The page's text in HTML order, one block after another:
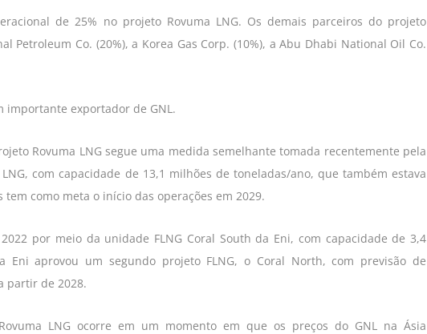
de 25% no projeto Rovuma LNG. Os demais parceiros do projeto
Petroleum Co. (20%), a Korea Gas Corp. (10%), a Abu Dhabi National Oil Co.
importante exportador de GNL.
Rovuma LNG segue uma medida semelhante tomada recentemente pela
com capacidade de 13,1 milhões de toneladas/ano, que também estava
como meta o início das operações em 2029.
por meio da unidade FLNG Coral South da Eni, com capacidade de 3,4
Eni aprovou um segundo projeto FLNG, o Coral North, com previsão de
partir de 2028.
LNG ocorre em um momento em que os preços do GNL na Ásia